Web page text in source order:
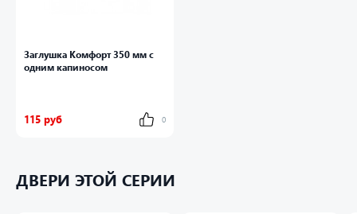
Заглушка Комфорт 350 мм с
одним капиносом
115 руб 0
ДВЕРИ ЭТОЙ СЕРИИ